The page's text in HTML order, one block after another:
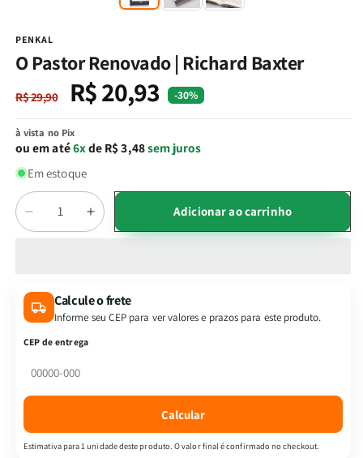
PENKAL
O Pastor Renovado | Richard Baxter
Preço
normal
R$ 29,90
Preço
promocional
R$ 20,93 -30%
à vista no Pix
ou em até6xde R$ 3,48sem juros
Em estoque
Quantidade
Diminuir
a
Pastor
Renovado
|
Baxter
Aumentar
a
Pastor
Renovado
Adicionar ao carrinho
Calcule o frete
Informe seu CEP para ver valores e prazos para este produto.
CEP de entrega
Calcular
Estimativa para 1 unidade deste produto. O valor final é confirmado no checkout.